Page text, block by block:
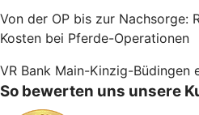
Von der OP bis zur Nachsorge:
Kosten bei Pferde-Operationen
VR Bank Main-Kinzig-Büdingen
So bewerten uns unsere